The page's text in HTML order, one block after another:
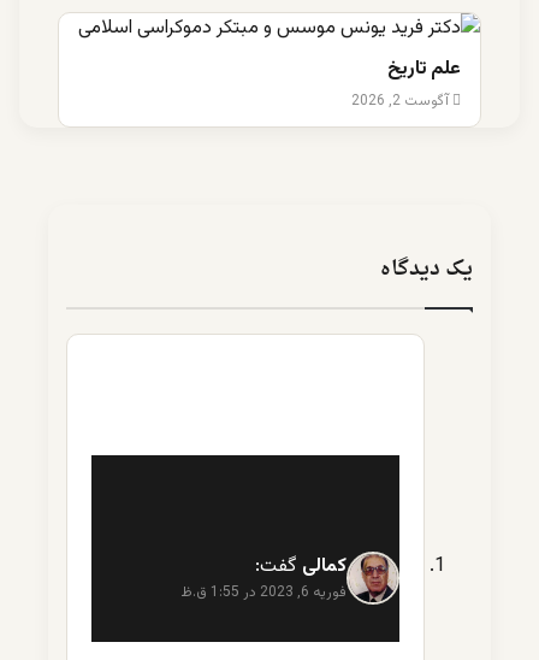
علم تاریخ
آگوست 2, 2026
یک دیدگاه
کمالی گفت:
فوریه 6, 2023 در 1:55 ق.ظ